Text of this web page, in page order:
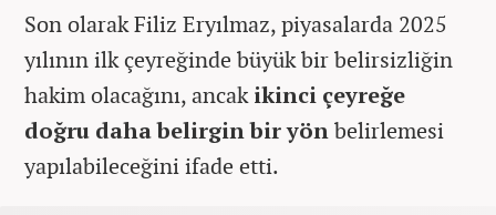
Son olarak Filiz Eryılmaz, piyasalarda 2025
yılının ilk çeyreğinde büyük bir belirsizliğin
hakim olacağını, ancakikinci çeyreğe
doğru daha belirgin bir yönbelirlemesi
yapılabileceğini ifade etti.